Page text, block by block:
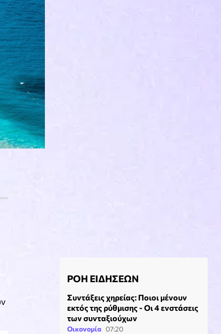
ΡΟΗ ΕΙΔΗΣΕΩΝ
Συντάξεις χηρείας: Ποιοι μένουν
εκτός της ρύθμισης - Οι 4 ενστάσεις
των συνταξιούχων
Οικονομία 07:20